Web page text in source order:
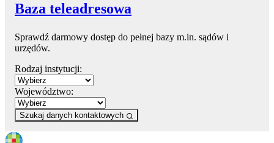
Baza teleadresowa
Sprawdź darmowy dostęp do pełnej bazy m.in. sądów i
urzędów.
Rodzaj instytucji:
Województwo:
Szukaj danych kontaktowych